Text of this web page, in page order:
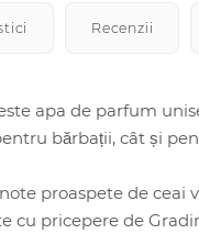
Recenzii
apa de parfum
bărbații, cât și
proaspete de
cu pricepere de